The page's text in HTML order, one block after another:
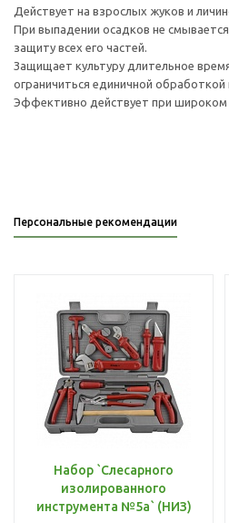
Действует на взрослых жуков и
При выпадении осадков не
защиту всех его частей.
Защищает культуру длительное
ограничиться единичной обработкой
Эффективно действует при широком
Персональные рекомендации
Набор `Слесарного
изолированного
инструмента №5а` (НИЗ)